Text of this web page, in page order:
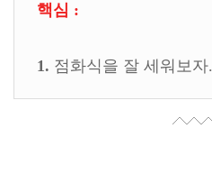
핵심 :
1. 점화식을 잘 세워보자.